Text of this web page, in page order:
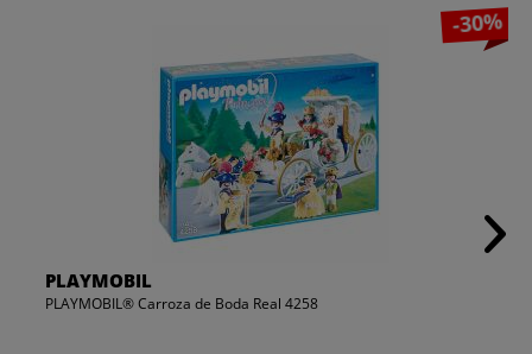
-30%
PLAYMOBIL
PLAYMOBIL® Carroza de Boda Real 4258